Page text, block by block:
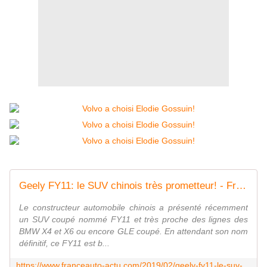
Geely FY11: le SUV chinois très prometteur! - FranceAuto-actu - actualité automobile régionale et internationale
Le constructeur automobile chinois a présenté récemment
un SUV coupé nommé FY11 et très proche des lignes des
BMW X4 et X6 ou encore GLE coupé. En attendant son nom
définitif, ce FY11 est b...